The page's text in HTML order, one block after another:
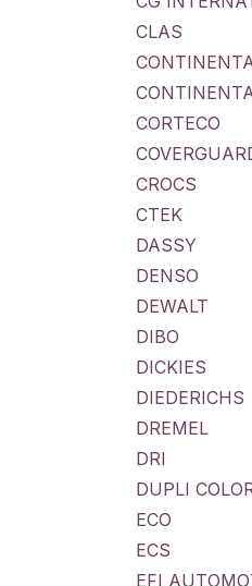
CLAS
CORTECO
CROCS
CTEK
DASSY
DENSO
DEWALT
DIBO
DICKIES
DIEDERICHS
DREMEL
DRI
DUPLI
ECO
ECS
EFI